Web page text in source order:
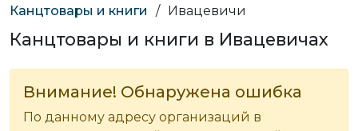
Канцтовары и книги
/ Ивацевичи
Канцтовары и книги в Ивацевичах
Внимание! Обнаружена ошибка
По данному адресу организаций в